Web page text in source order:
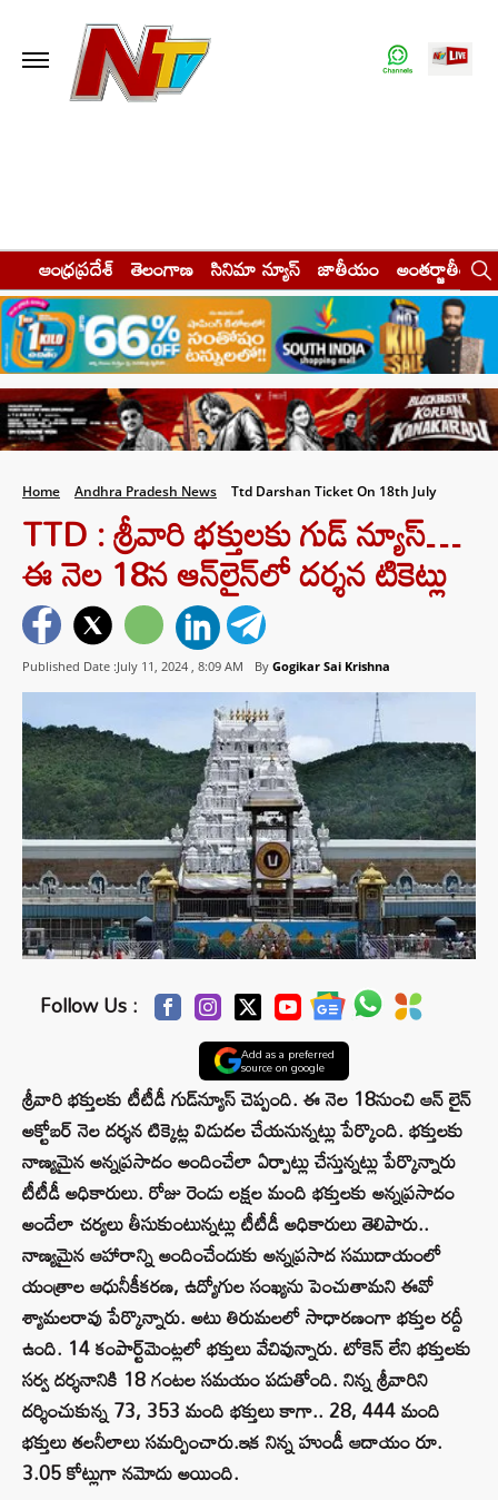
ఆంధ్రప్రదేశ్ తెలంగాణ సినిమా న్యూస్ జాతీయం అంతర్జాతీయం
Home Andhra Pradesh News Ttd Darshan Ticket On 18th July
TTD : శ్రీవారి భక్తులకు గుడ్‌ న్యూస్‌…
ఈ నెల 18న ఆన్‌లైన్‌లో దర్శన టికెట్లు
Published Date :July 11, 2024 , 8:09 AM By Gogikar Sai Krishna
Follow Us :
Add as a preferred
source on google
శ్రీవారి భక్తులకు టీటీడీ గుడ్‌న్యూస్‌ చెప్పంది. ఈ నెల 18నుంచి ఆన్ లైన్‌
అక్టోబర్ నెల దర్శన టిక్కెట్ల విడుదల చేయనున్నట్లు పేర్కొంది. భక్తులకు
నాణ్యమైన అన్నప్రసాదం అందించేలా ఏర్పాట్లు చేస్తున్నట్లు పేర్కొన్నారు
టీటీడీ అధికారులు. రోజు రెండు లక్షల మంది భక్తులకు అన్నప్రసాదం
అందేలా చర్యలు తీసుకుంటున్నట్లు టీటీడీ అధికారులు తెలిపారు..
నాణ్యమైన ఆహారాన్ని అందించేందుకు అన్నప్రసాద సముదాయంలో
యంత్రాల ఆధునీకీకరణ, ఉద్యోగుల సంఖ్యను పెంచుతామని ఈవో
శ్యామలరావు పేర్కొన్నారు. అటు తిరుమలలో సాధారణంగా భక్తుల రద్దీ
ఉంది. 14 కంపార్ట్‌మెంట్లలో భక్తులు వేచివున్నారు. టోకెన్ లేని భక్తులకు
సర్వ దర్శనానికి 18 గంటల సమయం పడుతోంది. నిన్న శ్రీవారిని
దర్శించుకున్న 73, 353 మంది భక్తులు కాగా.. 28, 444 మంది
భక్తులు తలనీలాలు సమర్పించారు.ఇక నిన్న హుండీ ఆదాయం రూ.
3.05 కోట్లుగా నమోదు అయింది.